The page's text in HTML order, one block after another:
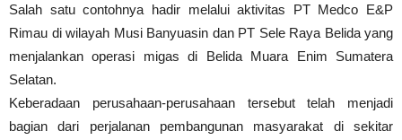
Salah satu contohnya hadir melalui aktivitas PT Medco E&P
Rimau di wilayah Musi Banyuasin dan PT Sele Raya Belida yang
menjalankan operasi migas di Belida Muara Enim Sumatera
Selatan.
Keberadaan perusahaan-perusahaan tersebut telah menjadi
bagian dari perjalanan pembangunan masyarakat di sekitar